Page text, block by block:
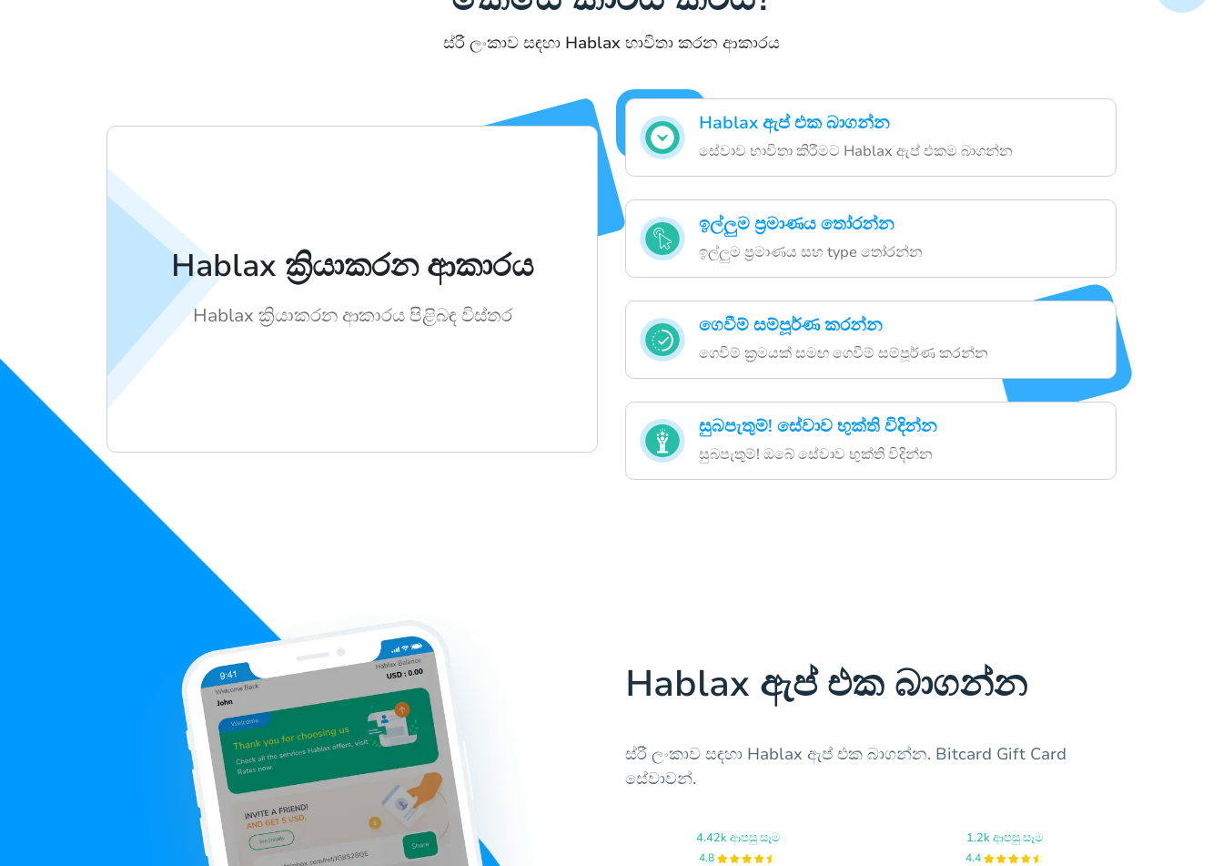
ස්රී ලංකාව සඳහා Hablax භාවිතා කරන ආකාරය
Hablax ඇප් එක බාගන්න
සේවාව භාවිතා කිරීමට Hablax ඇප් එකම බාගන්න
ඉල්ලුම ප්‍රමාණය තෝරන්න
ඉල්ලුම ප්‍රමාණය සහ type තෝරන්න
ගෙවීම් සම්පූර්ණ කරන්න
ගෙවීම් ක්‍රමයක් සමඟ ගෙවීම් සම්පූර්ණ කරන්න
සුබපැතුම්! සේවාව භුක්ති විදින්න
සුබපැතුම්! ඔබේ සේවාව භුක්ති විදින්න
Hablax ක්‍රියාකරන ආකාරය
Hablax ක්‍රියාකරන ආකාරය පිළිබඳ විස්තර
Hablax ඇප් එක බාගන්න
ස්රී ලංකාව සඳහා Hablax ඇප් එක බාගන්න. Bitcard Gift Card
සේවාවන්.
4.42k ආපසු සෑම
4.8
1.2k ආපසු සෑම
4.4